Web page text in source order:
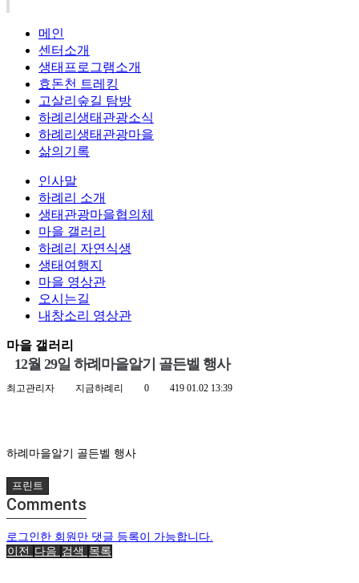
메인
센터소개
생태프로그램소개
효돈천 트레킹
고살리숲길 탐방
하례리생태관광소식
하례리생태관광마을
삶의기록
인사말
하례리 소개
생태관광마을협의체
마을 갤러리
하례리 자연식생
생태여행지
마을 영상관
오시는길
내창소리 영상관
마을 갤러리
12월 29일 하례마을알기 골든벨 행사
최고관리자 지금하례리 0 419 01.02 13:39
하례마을알기 골든벨 행사
프린트
Comments
로그인한 회원만 댓글 등록이 가능합니다.
이전 다음 검색 목록